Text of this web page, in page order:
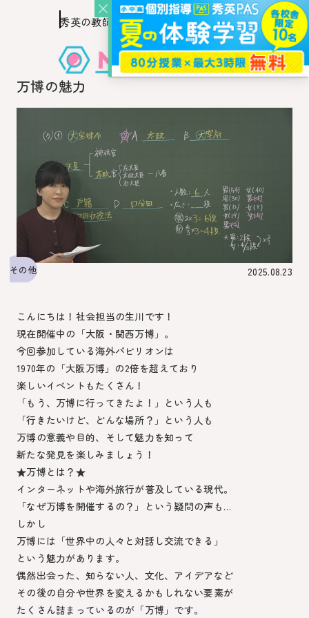
このページの本文へ移動
秀英の教師を知り、
秀英の教師から教わるウェブ・メディア
万博の魅力
その他 2025.08.23
こんにちは！社会担当の生川です！
現在開催中の「大阪・関西万博」。
今回参加している海外パビリオンは
1970年の「大阪万博」の2倍を超えており
楽しいイベントもたくさん！
「もう、万博に行ってきたよ！」という人も
「行きたいけど、どんな場所？」という人も
万博の意義や目的、そして魅力を知って
新たな発見を楽しみましょう！
★万博とは？★
インターネットや海外旅行が普及している現代。
「なぜ万博を開催するの？」という疑問の声も…
しかし
万博には「世界中の人々と対話し交流できる」
という魅力があります。
偶然出会った、知らない人、文化、アイデアなど
その後の自分や世界を変えるかもしれない要素が
たくさん詰まっているのが「万博」です。